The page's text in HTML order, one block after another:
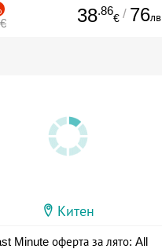
38.86
€ / 76лв.
Китен
Minute оферта за лято: All